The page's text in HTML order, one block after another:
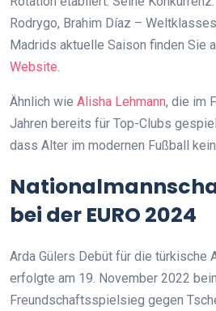
Rodrygo, Brahim Díaz –
Madrids aktuelle Saison finden Sie
Website
Ähnlich wie Alisha Lehmann, die im
Jahren bereits für Top-Clubs
dass Alter im modernen Fußball
bei der EURO 2024
Arda Gülers Debüt für die türkische
erfolgte am 19. November 2022
Freundschaftsspielsieg gegen